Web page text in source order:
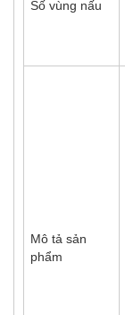
Số vùng nấu
Mô tả sản
phẩm